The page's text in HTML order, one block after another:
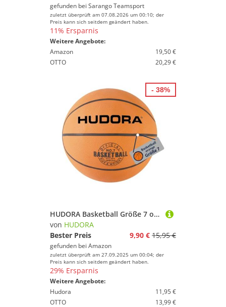
gefunden bei Sarango Teamsport
zuletzt überprüft am 07.08.2026 um 00:10; der
Preis kann sich seitdem geändert haben.
11% Ersparnis
Weitere Angebote:
Amazon
19,50 €
OTTO
20,29 €
HUDORA Basketball Größe 7 orange, unaufgepumpt - Indoor & Outdoor Gummi-Basketball für Kinder, Jugendliche & Erwachsene - Griffiger Basketball aus Naturgummi für Anfänger & Fortgeschrittene
von HUDORA
Bester Preis
9,90 € 15,95 €
gefunden bei Amazon
zuletzt überprüft am 27.09.2025 um 00:04; der
Preis kann sich seitdem geändert haben.
29% Ersparnis
Weitere Angebote:
Hudora
11,95 €
OTTO
13,99 €
- 38%